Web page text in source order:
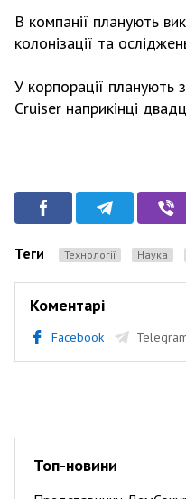
В компанії планують
колонізації та
У корпорації планують
Cruiser наприкінці
Теги Технології Наука
Коментарі
Facebook
Топ-новини